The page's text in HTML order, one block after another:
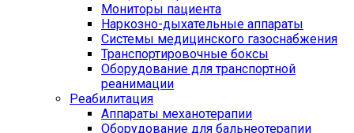
Мониторы пациента
Наркозно-дыхательные аппараты
Системы медицинского газоснабжения
Транспортировочные боксы
Оборудование для транспортной
реанимации
Реабилитация
Аппараты механотерапии
Оборудование для бальнеотерапии